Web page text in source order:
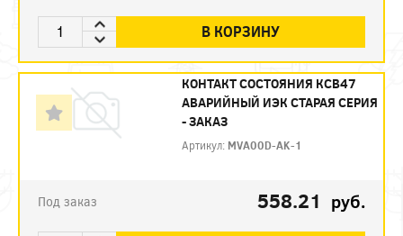
В КОРЗИНУ
КОНТАКТ СОСТОЯНИЯ КСВ47
АВАРИЙНЫЙ ИЭК СТАРАЯ СЕРИЯ
- ЗАКАЗ
Артикул: MVA00D-AK-1
Под заказ 558.21 руб.